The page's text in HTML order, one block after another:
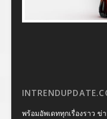
พร้อมอัพเดททุกเรื่องราว ข่